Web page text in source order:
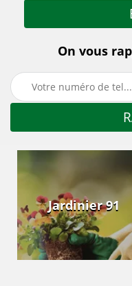
On vous
Jardinier 91